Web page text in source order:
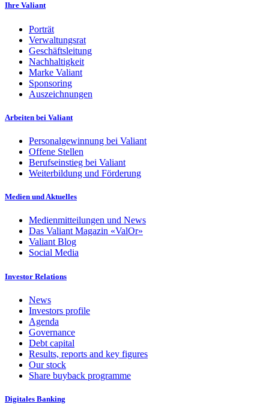
Ihre Valiant
Porträt
Verwaltungsrat
Geschäftsleitung
Nachhaltigkeit
Marke Valiant
Sponsoring
Auszeichnungen
Arbeiten bei Valiant
Personalgewinnung bei Valiant
Offene Stellen
Berufseinstieg bei Valiant
Weiterbildung und Förderung
Medien und Aktuelles
Medienmitteilungen und News
Das Valiant Magazin «ValOr»
Valiant Blog
Social Media
Investor Relations
News
Investors profile
Agenda
Governance
Debt capital
Results, reports and key figures
Our stock
Share buyback programme
Digitales Banking